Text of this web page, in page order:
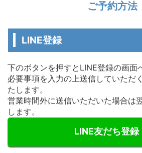
ご予約方法
LINE登録
下のボタンを押すとLINE登録の画面
必要事項を入力の上送信していただ
たします。
営業時間外に送信いただいた場合は
します。
LINE友だち登録